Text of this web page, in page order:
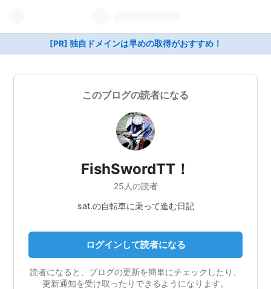
[PR] 独自ドメインは早めの取得がおすすめ！
このブログの読者になる
FishSwordTT！
25人の読者
sat.の自転車に乗って進む日記
ログインして読者になる
読者になると、ブログの更新を簡単にチェックしたり、
更新通知を受け取ったりできるようになります。